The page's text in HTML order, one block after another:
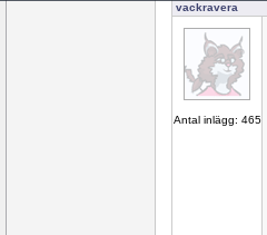
vackravera
Antal inlägg: 465